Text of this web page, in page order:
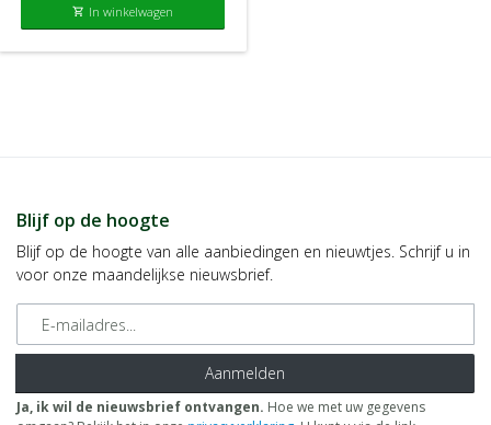
shopping_cart In winkelwagen
Blijf op de hoogte
Blijf op de hoogte van alle aanbiedingen en nieuwtjes. Schrijf u in
voor onze maandelijkse nieuwsbrief.
E-mailadres
Aanmelden
Ja, ik wil de nieuwsbrief ontvangen. Hoe we met uw gegevens